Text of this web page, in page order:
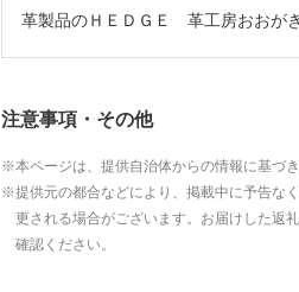
革製品のＨＥＤＧＥ　革工房おおがき
注意事項・その他
本ページは、提供自治体からの情報に基づ
提供元の都合などにより、掲載中に予告な
更される場合がございます。お届けした返
確認ください。